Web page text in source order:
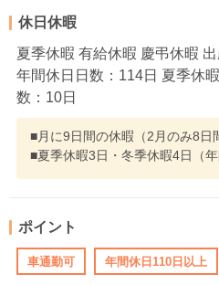
休日休暇
夏季休暇 有給休暇 慶弔休暇
年間休日日数：114日 夏季休
数：10日
■月に9日間の休暇（2月のみ8日
■夏季休暇3日・冬季休暇4日（年
ポイント
車通勤可 年間休日110日以上